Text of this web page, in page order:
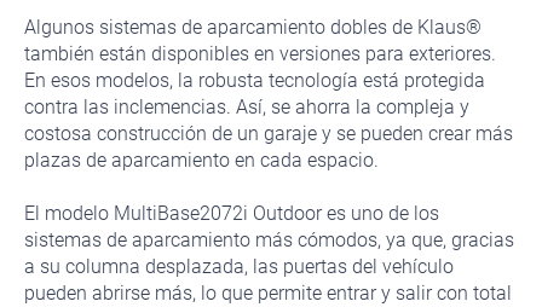
Algunos sistemas de aparcamiento dobles de Klaus®
también están disponibles en versiones para exteriores.
En esos modelos, la robusta tecnología está protegida
contra las inclemencias. Así, se ahorra la compleja y
costosa construcción de un garaje y se pueden crear más
plazas de aparcamiento en cada espacio.
El modelo MultiBase2072i Outdoor es uno de los
sistemas de aparcamiento más cómodos, ya que, gracias
a su columna desplazada, las puertas del vehículo
pueden abrirse más, lo que permite entrar y salir con total